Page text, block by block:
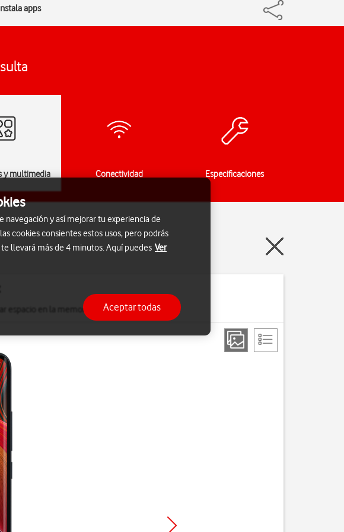
apps
y multimedia Conectividad Especificaciones
espacio en la memoria.
navegación y así mejorar tu experiencia de
cookies consientes estos usos, pero podrás
llevará más de 4 minutos. Aquí puedes Ver
Aceptar todas